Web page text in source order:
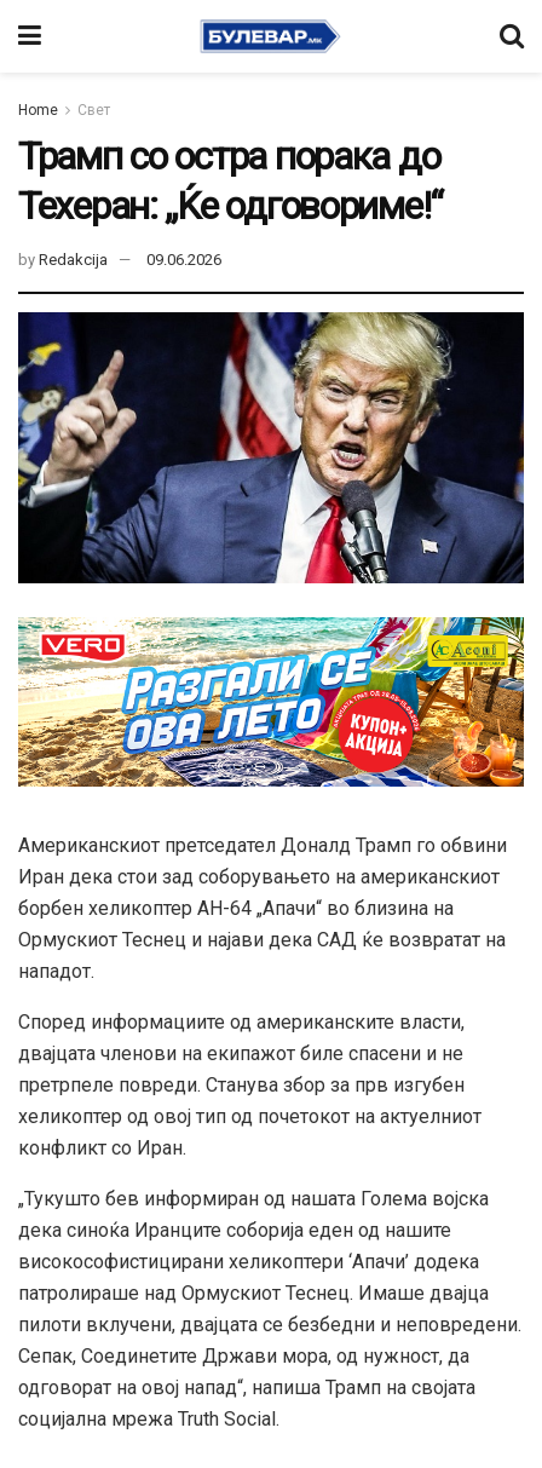
Home Свет
Трамп со остра порака до
Техеран: „Ќе одговориме!“
by Redakcija 09.06.2026
Американскиот претседател Доналд Трамп го обвини
Иран дека стои зад соборувањето на американскиот
борбен хеликоптер AH-64 „Апачи“ во близина на
Ормускиот Теснец и најави дека САД ќе возвратат на
нападот.
Според информациите од американските власти,
двајцата членови на екипажот биле спасени и не
претрпеле повреди. Станува збор за прв изгубен
хеликоптер од овој тип од почетокот на актуелниот
конфликт со Иран.
„Тукушто бев информиран од нашата Голема војска
дека синоќа Иранците соборија еден од нашите
високософистицирани хеликоптери ‘Апачи’ додека
патролираше над Ормускиот Теснец. Имаше двајца
пилоти вклучени, двајцата се безбедни и неповредени.
Сепак, Соединетите Држави мора, од нужност, да
одговорат на овој напад“, напиша Трамп на својата
социјална мрежа Truth Social.